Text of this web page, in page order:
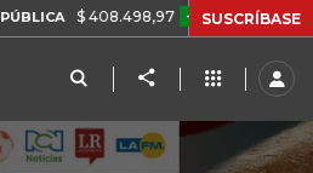
408.498,97 +$ 8.753,81 +2,19%
SUSCRÍBASE